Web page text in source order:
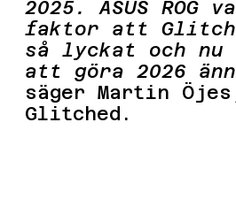
2025. ASUS
faktor att
så lyckat och
att göra 2026
säger Martin
Glitched.